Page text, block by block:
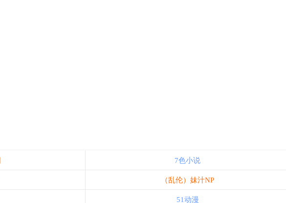
7色小说
（乱伦）妹汁NP
51动漫